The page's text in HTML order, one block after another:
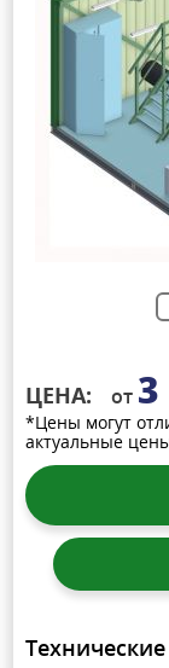
ЦЕНА: от
*Цены могут
актуальные